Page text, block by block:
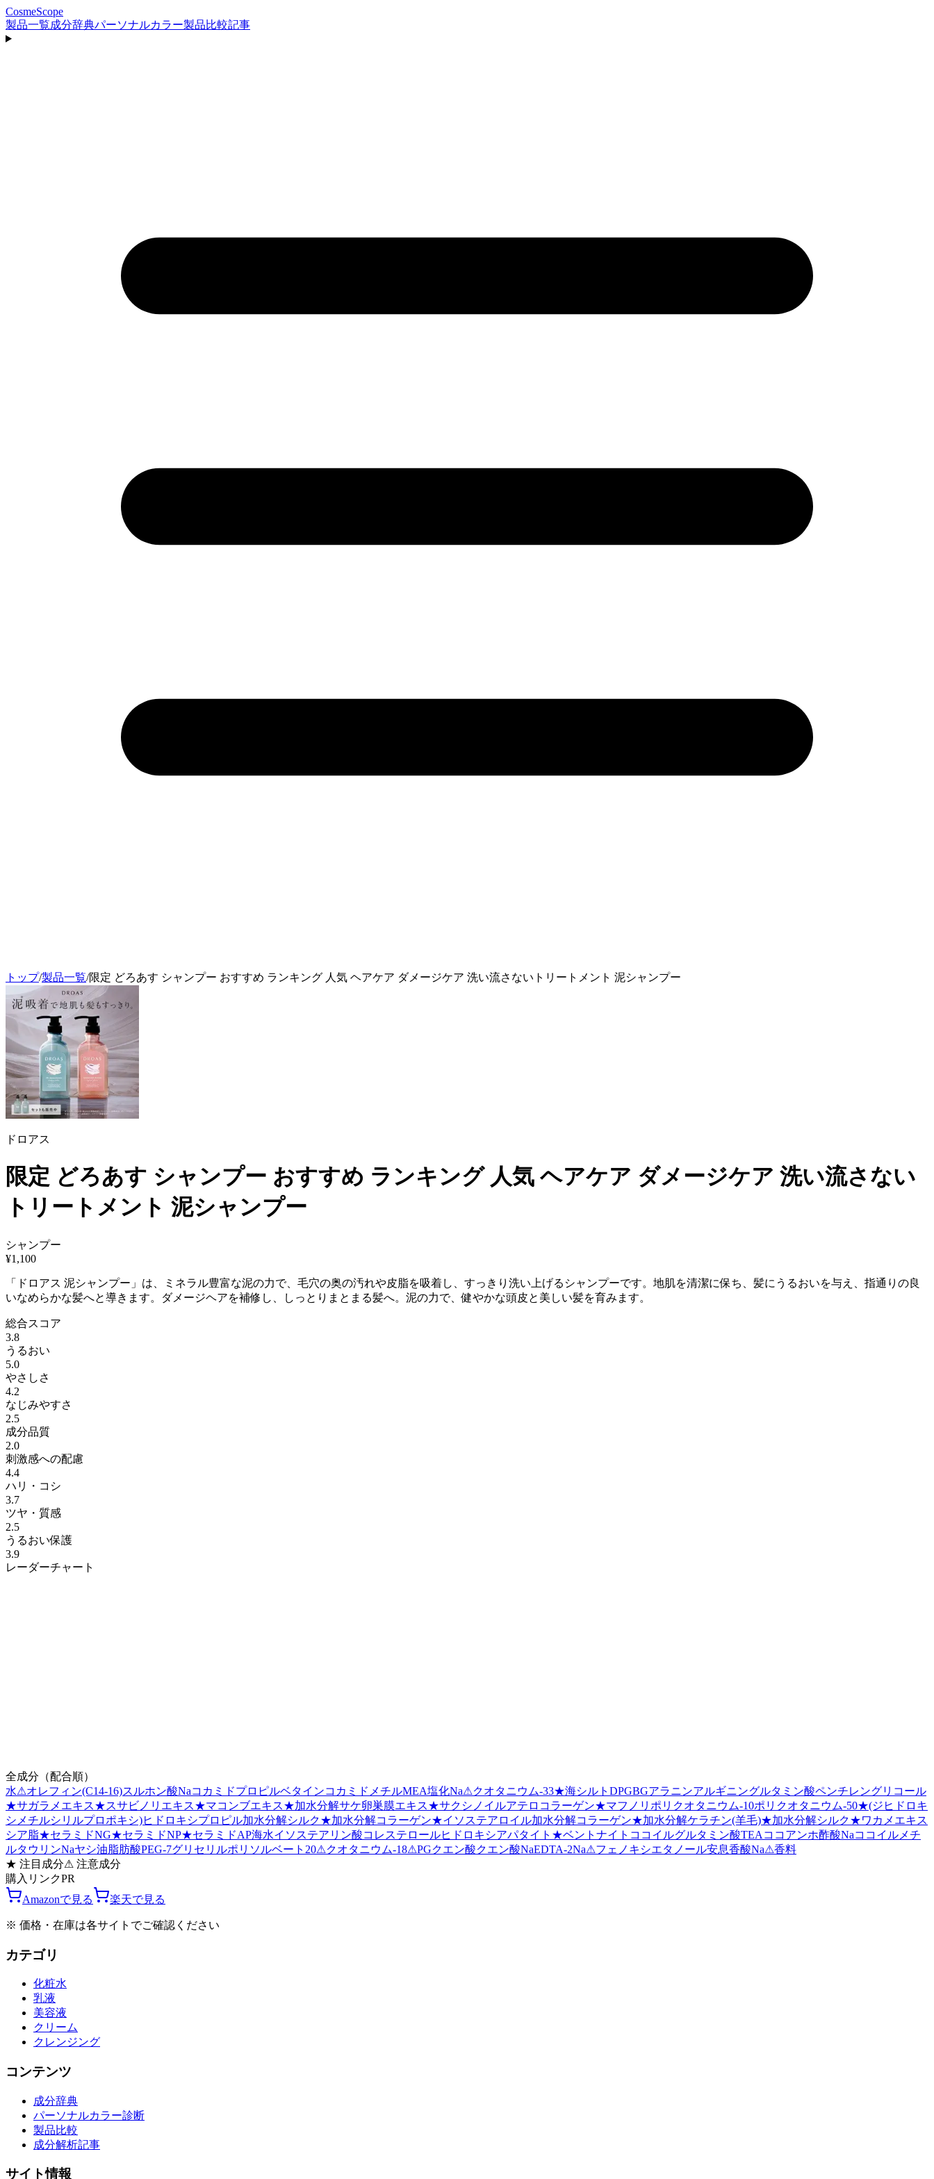
CosmeScope
製品一覧成分辞典パーソナルカラー製品比較記事
トップ/製品一覧/限定 どろあす シャンプー おすすめ ランキング 人気 ヘアケア ダメージケア 洗い流さないトリートメント 泥シャンプー
ドロアス
限定 どろあす シャンプー おすすめ ランキング 人気 ヘアケア ダメージケア 洗い流さない
トリートメント 泥シャンプー
シャンプー
¥1,100
「ドロアス 泥シャンプー」は、ミネラル豊富な泥の力で、毛穴の奥の汚れや皮脂を吸着し、すっきり洗い上げるシャンプーです。地肌を清潔に保ち、髪にうるおいを与え、指通りの良
いなめらかな髪へと導きます。ダメージヘアを補修し、しっとりまとまる髪へ。泥の力で、健やかな頭皮と美しい髪を育みます。
総合スコア
3.8
うるおい
5.0
やさしさ
4.2
なじみやすさ
2.5
成分品質
2.0
刺激感への配慮
4.4
ハリ・コシ
3.7
ツヤ・質感
2.5
うるおい保護
3.9
レーダーチャート
全成分（配合順）
水⚠オレフィン(C14-16)スルホン酸NaコカミドプロピルベタインコカミドメチルMEA塩化Na⚠クオタニウム-33★海シルト DPGBGアラニンアルギニングルタミン酸ペンチレングリコール
★サガラメエキス★スサビノリエキス★マコンブエキス★加水分解サケ卵巣膜エキス★サクシノイルアテロコラーゲン★マフノリ ポリクオタニウム-10ポリクオタニウム-50★(ジヒドロキ
シメチルシリルプロポキシ)ヒドロキシプロピル加水分解シルク★加水分解コラーゲン★イソステアロイル加水分解コラーゲン★加水分解ケラチン(羊毛)★加水分解シルク★ワカメエキス
シア脂★セラミドNG★セラミドNP★セラミドAP海水イソステアリン酸コレステロールヒドロキシアパタイト ★ベントナイト ココイルグルタミン酸TEA ココアンホ酢酸Naココイルメチ
ルタウリンNaヤシ油脂肪酸PEG-7グリセリルポリソルベート20⚠クオタニウム-18⚠PGクエン酸クエン酸NaEDTA-2Na⚠フェノキシエタノール安息香酸Na⚠香料
★ 注目成分⚠ 注意成分
購入リンクPR
Amazonで見る
楽天で見る
※ 価格・在庫は各サイトでご確認ください
カテゴリ
化粧水
乳液
美容液
クリーム
クレンジング
コンテンツ
成分辞典
パーソナルカラー診断
製品比較
成分解析記事
サイト情報